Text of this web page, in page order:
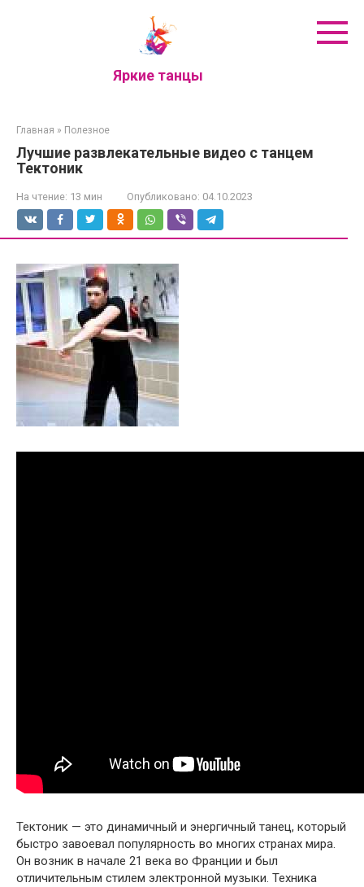
Яркие танцы
Главная » Полезное
Лучшие развлекательные видео с танцем
Тектоник
На чтение: 13 мин Опубликовано: 04.10.2023
Тектоник — это динамичный и энергичный танец, который
быстро завоевал популярность во многих странах мира.
Он возник в начале 21 века во Франции и был
отличительным стилем электронной музыки. Техника